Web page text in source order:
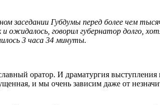
заседании Губдумы перед более чем
говорил губернатор долго,
3 часа 34 минуты.
оратор. И драматургия
и мы очень зависим даже от